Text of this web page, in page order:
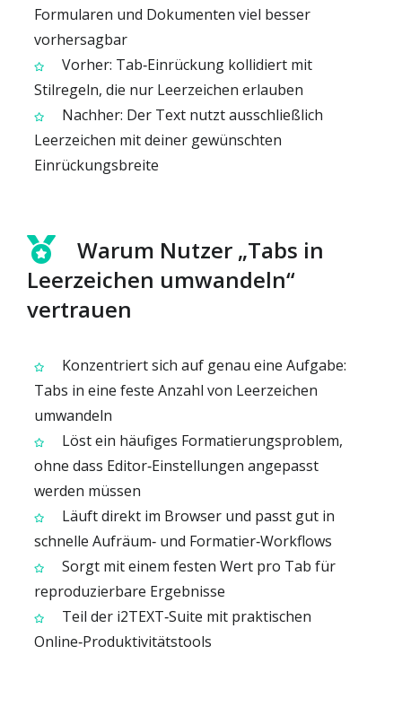
Formularen und Dokumenten viel besser
vorhersagbar
Vorher: Tab‑Einrückung kollidiert mit
Stilregeln, die nur Leerzeichen erlauben
Nachher: Der Text nutzt ausschließlich
Leerzeichen mit deiner gewünschten
Einrückungsbreite
Warum Nutzer „Tabs in
Leerzeichen umwandeln“
vertrauen
Konzentriert sich auf genau eine Aufgabe:
Tabs in eine feste Anzahl von Leerzeichen
umwandeln
Löst ein häufiges Formatierungsproblem,
ohne dass Editor‑Einstellungen angepasst
werden müssen
Läuft direkt im Browser und passt gut in
schnelle Aufräum‑ und Formatier‑Workflows
Sorgt mit einem festen Wert pro Tab für
reproduzierbare Ergebnisse
Teil der i2TEXT‑Suite mit praktischen
Online‑Produktivitätstools